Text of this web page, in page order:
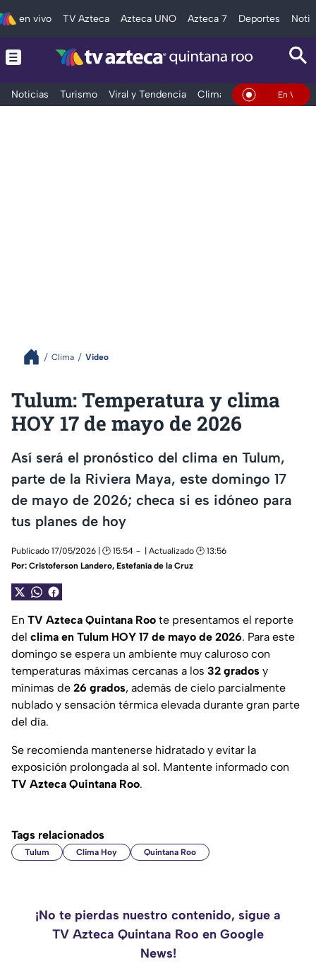
en vivo TV Azteca Azteca UNO Azteca 7 Deportes
Noticias Turismo Viral y Tendencia Clima Tráfico En Vivo
Clima Video
Tulum: Temperatura y clima
HOY 17 de mayo de 2026
Así será el pronóstico del clima en Tulum,
parte de la Riviera Maya, este domingo 17
de mayo de 2026; checa si es idóneo para
tus planes de hoy
Publicado 17/05/2026 | 🕑 15:54
| Actualizado 🕑 13:56
Por: Cristoferson Landero, Estefanía de la Cruz
En TV Azteca Quintana Roo te presentamos el reporte
del clima en Tulum HOY 17 de mayo de 2026. Para este
domingo se espera un ambiente muy caluroso con
temperaturas máximas cercanas a los 32 grados y
mínimas de 26 grados, además de cielo parcialmente
nublado y sensación térmica elevada durante gran parte
del día.
Se recomienda mantenerse hidratado y evitar la
exposición prolongada al sol. Mantente informado con
TV Azteca Quintana Roo.
Tags relacionados
Tulum Clima Hoy Quintana Roo
¡No te pierdas nuestro contenido, sigue a
TV Azteca Quintana Roo en Google
News!